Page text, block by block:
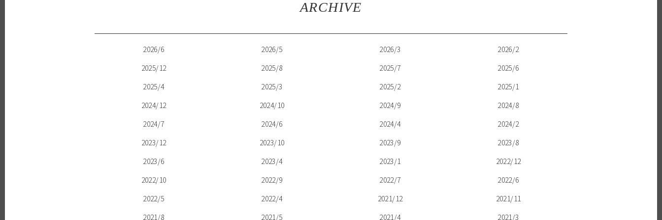
ARCHIVE
2026/6 2026/5 2026/3
2026/2
2025/12
2025/8 2025/7
2025/6
2025/4
2025/3 2025/2
2025/1
2024/12
2024/10 2024/9
2024/8
2024/7
2024/6 2024/4
2024/2
2023/12
2023/10 2023/9
2023/8
2023/6
2023/4 2023/1
2022/12
2022/10
2022/9 2022/7
2022/6
2022/5
2022/4 2021/12
2021/11
2021/8
2021/5 2021/4 2021/3